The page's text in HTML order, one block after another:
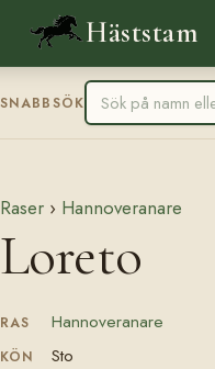
Häststam
SNABBSÖK
Raser › Hannoveranare
Loreto
RAS Hannoveranare
KÖN Sto